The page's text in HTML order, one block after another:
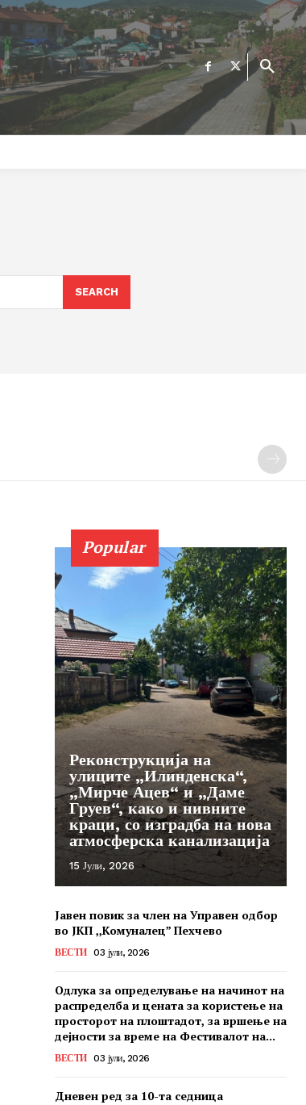
SEARCH
Popular
Реконструкција на
улиците „Илинденска“,
„Мирче Ацев“ и „Даме
Груев“, како и нивните
краци, со изградба на нова
атмосферска канализација
15 Јули, 2026
Јавен повик за член на Управен одбор
во ЈКП ,,Комуналец” Пехчево
ВЕСТИ 03 јули, 2026
Одлука за определување на начинот на
распределба и цената за користење на
просторот на плоштадот, за вршење на
дејности за време на Фестивалот на...
ВЕСТИ 03 јули, 2026
Дневен ред за 10-та седница